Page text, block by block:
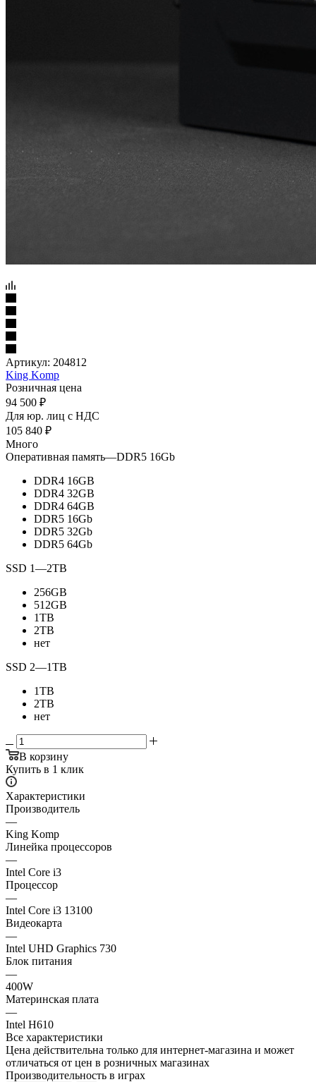
Артикул: 204812
King Komp
Розничная цена
94 500 ₽
Для юр. лиц c НДС
105 840 ₽
Много
Оперативная память—DDR5 16Gb
DDR4 16GB
DDR4 32GB
DDR4 64GB
DDR5 16Gb
DDR5 32Gb
DDR5 64Gb
SSD 1—2TB
256GB
512GB
1TB
2TB
нет
SSD 2—1TB
1TB
2TB
нет
В корзину
Купить в 1 клик
Характеристики
Производитель
—
King Komp
Линейка процессоров
—
Intel Core i3
Процессор
—
Intel Core i3 13100
Видеокарта
—
Intel UHD Graphics 730
Блок питания
—
400W
Материнская плата
—
Intel H610
Все характеристики
Цена действительна только для интернет-магазина и может
отличаться от цен в розничных магазинах
Производительность в играх